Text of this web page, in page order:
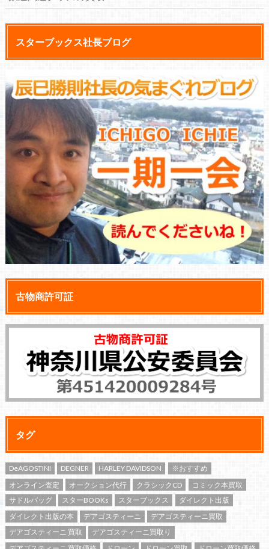
スターブックス社長ブログ
古物商許可証
タグ
DeAGOSTINI DEGNER HARLEY DAVIDSON
※おすすめ
オンライン査定
オークション代行 クラシックCD
コミック本買取
サドルバッグ
スターBOOKs スターブックス
ダイレクト出版
ダイレクト出版の本
デアゴスティーニ
デアゴスティーニ買取
デアゴスティーニ 買取
デアゴスティーニ買取り